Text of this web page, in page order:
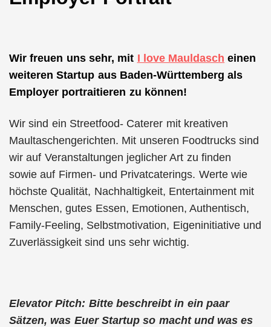
Wir freuen uns sehr, mit I love Mauldasch einen
weiteren Startup aus Baden-Württemberg als
Employer portraitieren zu können!
Wir sind ein Streetfood- Caterer mit kreativen
Maultaschengerichten. Mit unseren Foodtrucks sind
wir auf Veranstaltungen jeglicher Art zu finden
sowie auf Firmen- und Privatcaterings. Werte wie
höchste Qualität, Nachhaltigkeit, Entertainment mit
Menschen, gutes Essen, Emotionen, Authentisch,
Family-Feeling, Selbstmotivation, Eigeninitiative und
Zuverlässigkeit sind uns sehr wichtig.
Elevator Pitch: Bitte beschreibt in ein paar
Sätzen, was Euer Startup so macht und was es